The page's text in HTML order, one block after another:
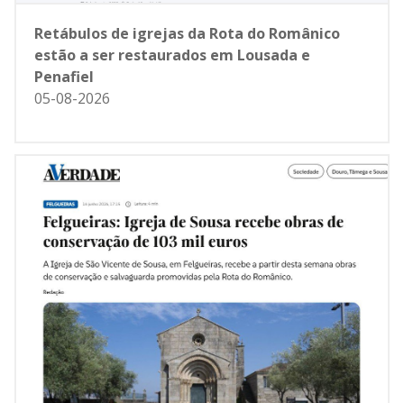
Retábulos de igrejas da Rota do Românico
estão a ser restaurados em Lousada e
Penafiel
05-08-2026